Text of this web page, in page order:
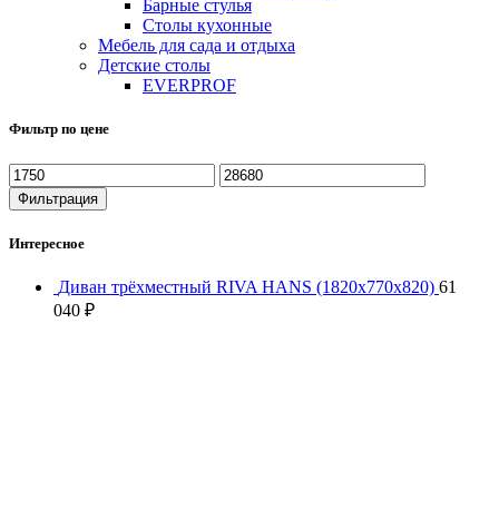
Барные стулья
Столы кухонные
Мебель для сада и отдыха
Детские столы
EVERPROF
Фильтр по цене
Минимальная
цена
Максимальная
цена
Фильтрация
Интересное
Диван трёхместный RIVA HANS (1820х770х820) 61
040 ₽